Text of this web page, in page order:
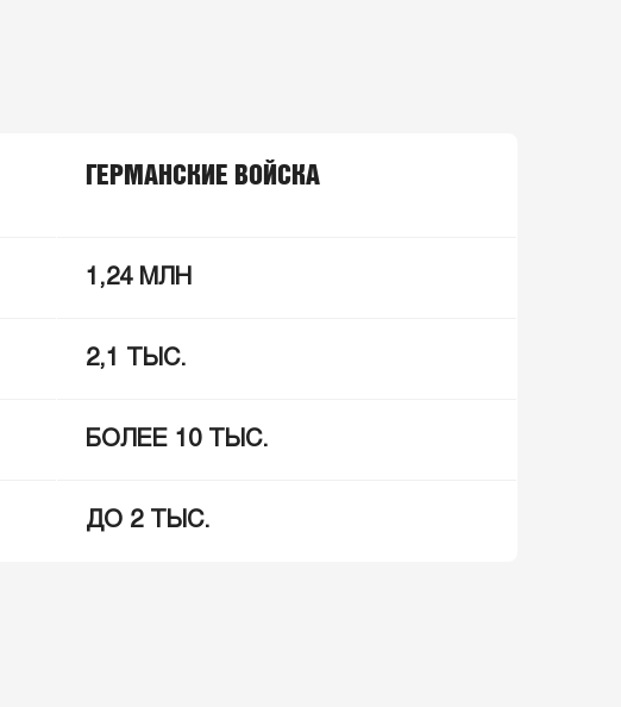
ГЕРМАНСКИЕ ВОЙСКА
1,24 МЛН
2,1 ТЫС.
БОЛЕЕ 10 ТЫС.
ДО 2 ТЫС.